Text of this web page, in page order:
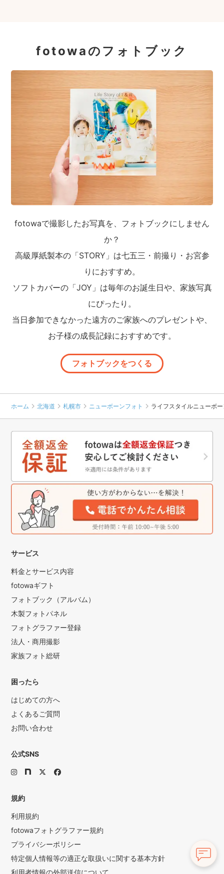
fotowaのフォトブック
fotowaで撮影したお写真を、フォトブックにしません
か？
高級厚紙製本の「STORY」は七五三・前撮り・お宮参
りにおすすめ。
ソフトカバーの「JOY」は毎年のお誕生日や、家族写真
にぴったり。
当日参加できなかった遠方のご家族へのプレゼントや、
お子様の成長記録におすすめです。
フォトブックをつくる
ホーム 北海道 札幌市 ニューボーンフォト ライフスタイルニューボ
サービス
料金とサービス内容
fotowaギフト
フォトブック（アルバム）
木製フォトパネル
フォトグラファー登録
法人・商用撮影
家族フォト総研
困ったら
はじめての方へ
よくあるご質問
お問い合わせ
公式SNS
規約
利用規約
fotowaフォトグラファー規約
プライバシーポリシー
特定個人情報等の適正な取扱いに関する基本方針
利用者情報の外部送信について